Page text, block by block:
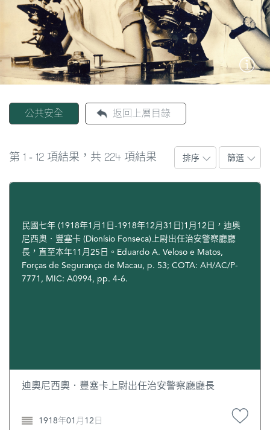
巴
士
市
先拿．飛南第(Fernandes, Bernardino de Senna)擔任指
揮官，並在四年後正式確立為澳門警察部隊。隨着後來
海事警察支隊成立，該部隊的活動從陸地擴展至海上。
1868年，海事警察支隊改稱澳門港務警察，即後來的水
警稽查隊。1869年，澳門警察廳正式獲得軍事組織編
分、制服及武器等的制度，及後，警察廳曾被具軍隊性
質的澳門警衛隊取代，也曾被合併為作戰連，這支軍警
除。後來，警務局逐步演變為直屬於澳門總督的治安警
格為司法警察廳。1975年，澳門不再具有海外省的地
位，作為軍事指揮機關的澳門地區獨立司令部不復存
在，軍事化部隊亦實行改編，並建立澳門保安部隊，成
員包括治安警察廳、水警稽查隊和消防隊。同年，司法
警察廳提升為司法警察司。回歸後，司法警察司和治安
澳門的消防工作原由葡萄牙駐澳門的士兵及守衛隊負
1919年成立澳門消防隊以取代原消防監察處。1923年
公共安全 返回上層目錄
第 1 - 12 項結果，共 224 項結果 排序 篩選
民國七年 (1918年1月1日-1918年12月31日)1月12日，迪奧
尼西奧．豐塞卡 (Dionísio Fonseca)上尉出任治安警察廳廳
長，直至本年11月25日。Eduardo A. Veloso e Matos,
Forças de Segurança de Macau, p. 53; COTA: AH/AC/P-
7771, MIC: A0994, pp. 4-6.
迪奧尼西奧．豐塞卡上尉出任治安警察廳廳長
1918年01月12日